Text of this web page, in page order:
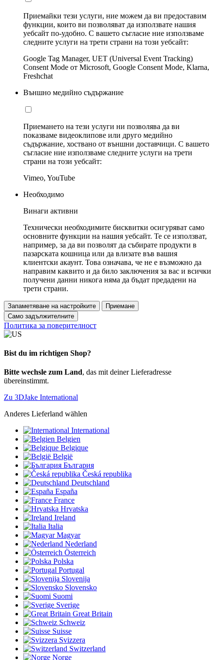
Приемайки тези услуги, ние можем да ви предоставим
функции, които ви позволяват да използвате нашия
уебсайт по-удобно. С вашето съгласие ние използваме
следните услуги на трети страни на този уебсайт:
Google Tag Manager, UET (Universal Event Tracking)
Consent Mode от Microsoft, Google Consent Mode, Klarna,
Freshchat
Външно медийно съдържание
Приемането на тези услуги ни позволява да ви
показваме видеоклипове или друго медийно
съдържание, хоствано от външни доставчици. С вашето
съгласие ние използваме следните услуги на трети
страни на този уебсайт:
Vimeo, YouTube
Необходимо
Винаги активни
Технически необходимите бисквитки осигуряват само
основните функции на нашия уебсайт. Те се използват,
например, за да ви позволят да събирате продукти в
пазарската кошница или да влизате във вашия
клиентски акаунт. Това означава, че не е възможно да
направим каквито и да било заключения за вас и всички
получени данни никога няма да бъдат предадени на
трети страни.
Запаметяване на настройките
Приемане
Само задължителните
Политика за поверителност
Bist du im richtigen Shop?
Bitte wechsle zum Land, das mit deiner Lieferadresse
übereinstimmt.
Zu 3DJake International
Anderes Lieferland wählen
International
Belgien
Belgique
België
България
Česká republika
Deutschland
España
France
Hrvatska
Ireland
Italia
Magyar
Nederland
Österreich
Polska
Portugal
Slovenija
Slovensko
Suomi
Sverige
Great Britain
Schweiz
Suisse
Svizzera
Switzerland
Norge